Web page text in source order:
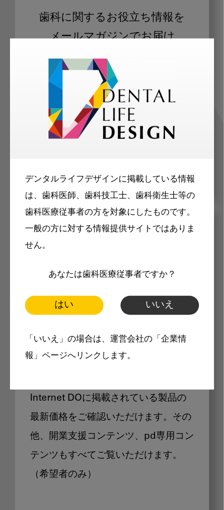
デンタルライフデザインに掲載している情報
は、歯科医師、歯科技工士、歯科衛生士等の
歯科医療従事者の方を対象にしたものです。
一般の方に対する情報提供サイトではありま
せん。
あなたは歯科医療従事者ですか？
はい いいえ
「いいえ」の場合は、運営会社の「企業情
報」ページへリンクします。
歯科に関するお役立ち情報を
メールマガジンでお届け
ご登録いただいた職種（歯科医師、歯
科衛生士、歯科技工士）に合わせた内
容のメールマガジンをお届けします。
メリット
製品価格も閲覧可能
Internet DOに掲載されている製品の
最新価格をご確認いただけます。その
他、開業支援コンテンツ、pd専用コン
テンツもすべてご覧いただけます。
（希望者のみ）